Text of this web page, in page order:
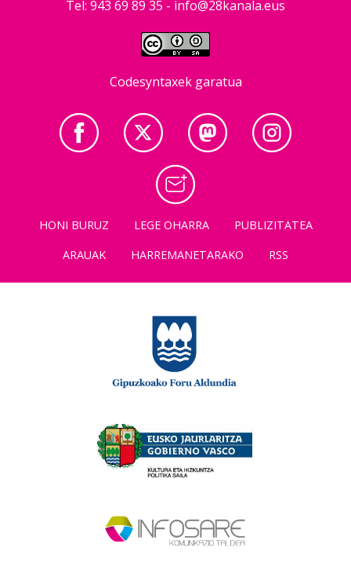
Tel: 943 69 89 35 - info@28kanala.eus
Codesyntaxek garatua
HONI BURUZ LEGE OHARRA
PUBLIZITATEA
ARAUAK
HARREMANETARAKO RSS